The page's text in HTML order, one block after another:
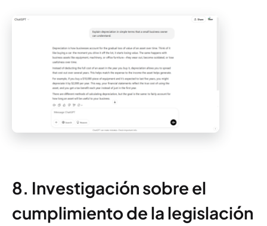
8. Investigación sobre el
cumplimiento de la legislación